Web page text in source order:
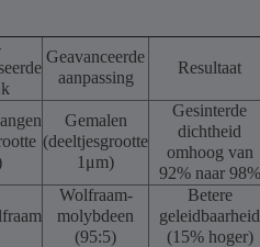
Geavanceerde
aanpassing
Resultaat
Gemalen
(deeltjesgrootte
1μm)
Gesinterde
dichtheid
omhoog van
92% naar 98%
Wolfraam-
molybdeen
(95:5)
Betere
geleidbaarheid
(15% hoger)